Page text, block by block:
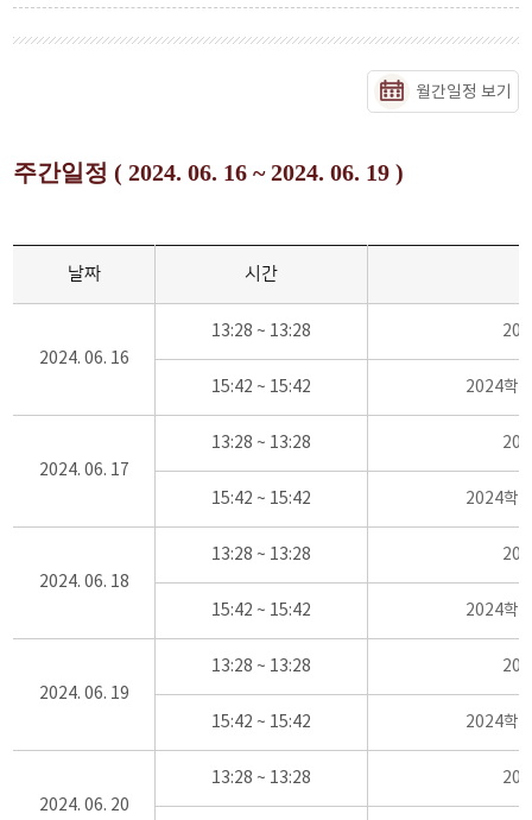
월간일정 보기
주간일정 ( 2024. 06. 16 ~ 2024. 06. 19 )
날짜 시간
2024. 06. 16
13:28 ~ 13:28
15:42 ~ 15:42 2024학
2024. 06. 17
13:28 ~ 13:28
15:42 ~ 15:42 2024학
2024. 06. 18
13:28 ~ 13:28
15:42 ~ 15:42 2024학
2024. 06. 19
13:28 ~ 13:28
15:42 ~ 15:42 2024학
2024. 06. 20
13:28 ~ 13:28